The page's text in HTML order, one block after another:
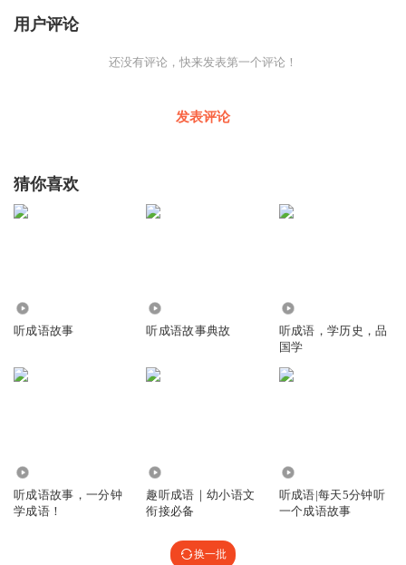
用户评论
还没有评论，快来发表第一个评论！
发表评论
猜你喜欢
听成语故事 听成语故事典故
听成语，学历史，品
国学
听成语故事，一分钟
学成语！
趣听成语｜幼小语文
衔接必备
听成语|每天5分钟听
一个成语故事
换一批